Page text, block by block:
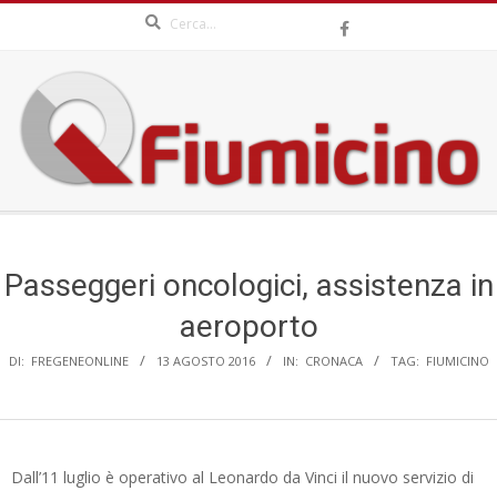
content
QFIUMICINO.COM
Menu
Passeggeri oncologici, assistenza in
aeroporto
DI: FREGENEONLINE 13 AGOSTO 2016 IN: CRONACA TAG: FIUMICINO
Dall’11 luglio è operativo al Leonardo da Vinci il nuovo servizio di